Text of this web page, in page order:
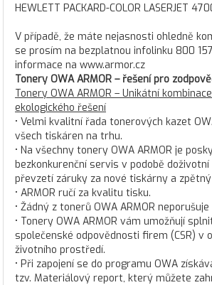
HEWLETT PACKARD-COLOR LASERJET
V případě, že máte nejasnosti ohledně
se prosím na bezplatnou infolinku 800
informace na www.armor.cz
Tonery OWA ARMOR – řešení pro
Tonery OWA ARMOR – Unikátní
ekologického řešení
• Velmi kvalitní řada tonerových kazet
všech tiskáren na trhu.
• Na všechny tonery OWA ARMOR je
bezkonkurenční servis v podobě
převzetí záruky za nové tiskárny a
• ARMOR ručí za kvalitu tisku.
• Žádný z tonerů OWA ARMOR
• Tonery OWA ARMOR vám umožňují
společenské odpovědnosti firem (CSR) v
životního prostředí.
• Při zapojení se do programu OWA
tzv. Materiálový report, který můžete